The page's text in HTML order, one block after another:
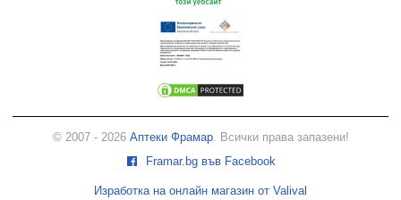
© 2007 - 2026 Аптеки Фрамар. Всички права запазени!
Framar.bg във Facebook
Изработка на онлайн магазин от Valival